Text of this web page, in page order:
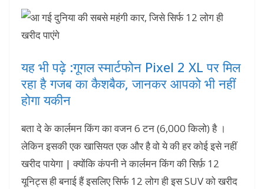
यह भी पढ़े :गूगल स्मार्टफोन Pixel 2 XL पर मिल
रहा है गजब का कैशबैक, जानकर आपको भी नहीं
होगा यकीन
बता दे के कार्लमन किंग का वजन 6 टन (6,000 किलो) है ।
लेकिन इसकी एक खासियत एक और है वो ये की हर कोई इसे नहीं
खरीद पायेगा | क्योंकि कंपनी ने कार्लमन किंग की सिर्फ़ 12
यूनिट्स ही बनाई हैं इसलिए सिर्फ 12 लोग ही इस SUV को खरीद